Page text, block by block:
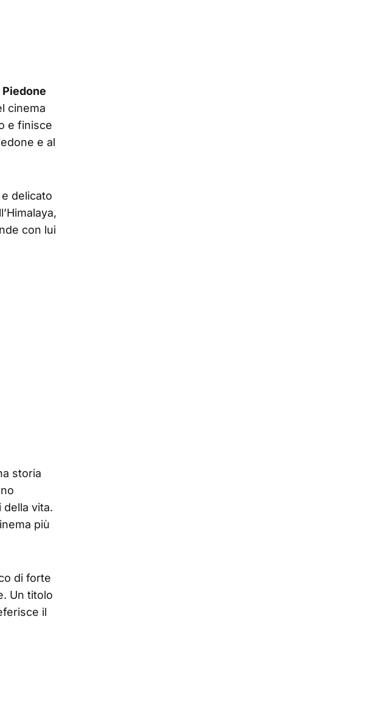
Piedone
cinema
e finisce
e al
delicato
con lui
storia
vita.
più
di forte
Un titolo
il